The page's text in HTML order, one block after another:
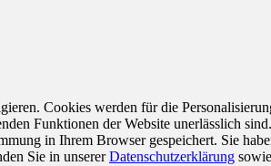
Cookies werden für die
Funktionen der Website unerlässlich
in Ihrem Browser gespeichert. Sie
Sie in unsererDatenschutzerklärung